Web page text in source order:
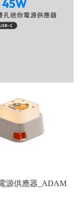
源供應器_ADAM